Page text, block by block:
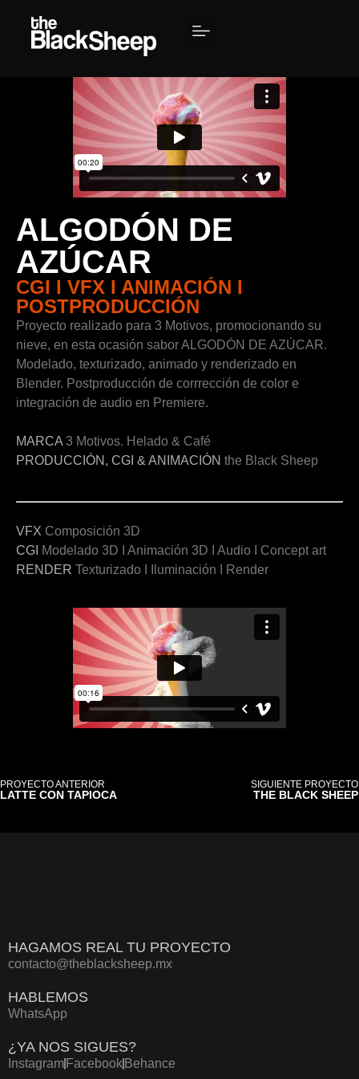
ALGODÓN DE
AZÚCAR
CGI I VFX I ANIMACIÓN I
POSTPRODUCCIÓN
Proyecto realizado para 3 Motivos, promocionando su
nieve, en esta ocasión sabor ALGODÓN DE AZÚCAR.
Modelado, texturizado, animado y renderizado en
Blender. Postproducción de corrrección de color e
integración de audio en Premiere.
MARCA 3 Motivos. Helado & Café
PRODUCCIÓN, CGI & ANIMACIÓN the Black Sheep
VFX Composición 3D
CGI Modelado 3D I Animación 3D I Audio I Concept art
RENDER Texturizado I Iluminación I Render
PROYECTO ANTERIOR
LATTE CON TAPIOCA
SIGUIENTE PROYECTO
THE BLACK SHEEP
HAGAMOS REAL TU PROYECTO
contacto@theblacksheep.mx
HABLEMOS
WhatsApp
¿YA NOS SIGUES?
Instagram Facebook Behance